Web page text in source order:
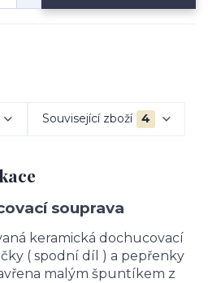
Související zboží 4
souprava
keramická dochucovací
( spodní díl ) a pepřenky
malým špuntíkem z